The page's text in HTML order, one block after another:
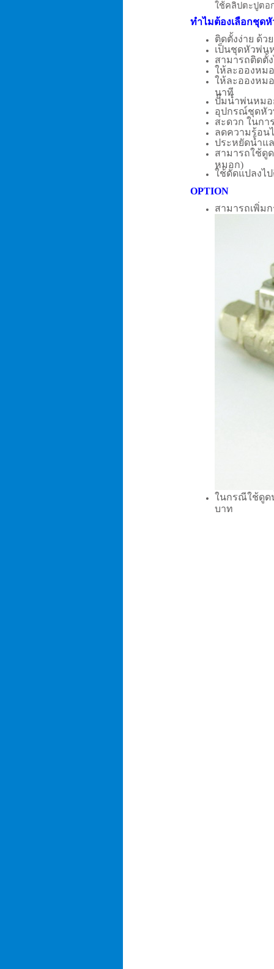
ใช้คลิปตะปูตอ
ทำไมต้องเลือกชุด
ติดตั้งง่าย ด้
เป็นชุดหัวพ่น
สามารถติดตั้ง
ให้ละอองหม
ให้ละอองหม
นาที
ปั๊มน้ำพ่นหมอ
อุปกรณ์ชุดหัว
สะดวก ในกา
ลดความร้อน
ประหยัดน้ำแ
สามารถใช้ดู
หมอก)
ใช้ดัดแปลงไ
OPTION
สามารถเพิ่มก
ในกรณีใช้ดูด
บาท